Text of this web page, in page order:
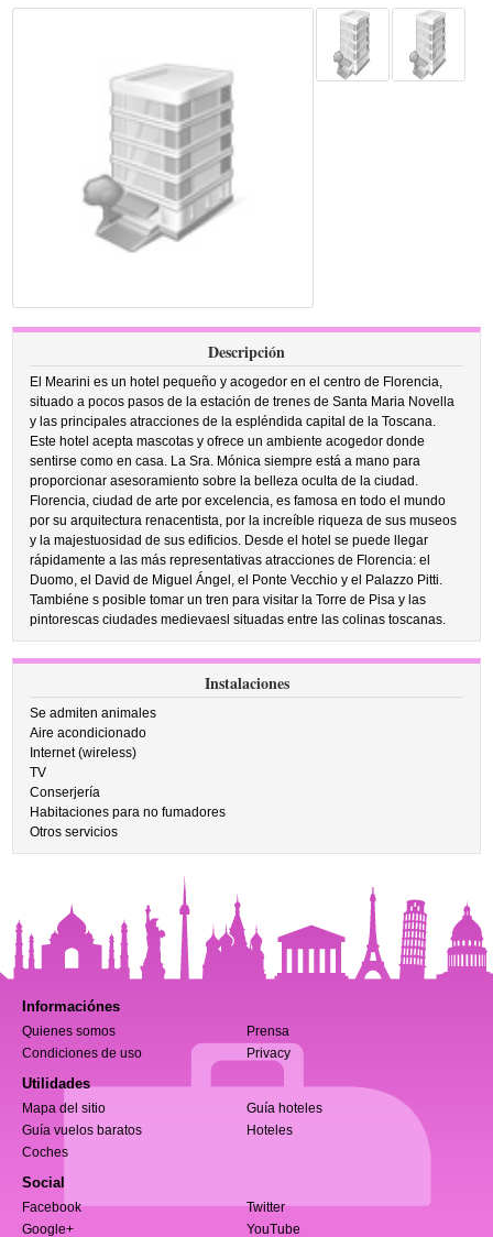
Descripción
El Mearini es un hotel pequeño y acogedor en el centro de Florencia,
situado a pocos pasos de la estación de trenes de Santa Maria Novella
y las principales atracciones de la espléndida capital de la Toscana.
Este hotel acepta mascotas y ofrece un ambiente acogedor donde
sentirse como en casa. La Sra. Mónica siempre está a mano para
proporcionar asesoramiento sobre la belleza oculta de la ciudad.
Florencia, ciudad de arte por excelencia, es famosa en todo el mundo
por su arquitectura renacentista, por la increíble riqueza de sus museos
y la majestuosidad de sus edificios. Desde el hotel se puede llegar
rápidamente a las más representativas atracciones de Florencia: el
Duomo, el David de Miguel Ángel, el Ponte Vecchio y el Palazzo Pitti.
Tambiéne s posible tomar un tren para visitar la Torre de Pisa y las
pintorescas ciudades medievaesl situadas entre las colinas toscanas.
Instalaciones
Se admiten animales
Aire acondicionado
Internet (wireless)
TV
Conserjería
Habitaciones para no fumadores
Otros servicios
Informaciónes
Quienes somos
Prensa
Condiciones de uso
Privacy
Utilidades
Mapa del sitio
Guía hoteles
Guía vuelos baratos
Hoteles
Coches
Social
Facebook
Twitter
Google+
YouTube